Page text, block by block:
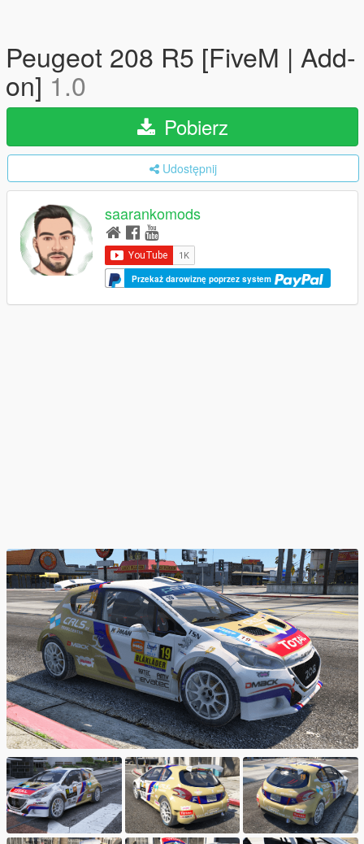
Peugeot 208 R5 [FiveM | Add-
on] 1.0
Pobierz
Udostępnij
saarankomods
Przekaż darowiznę poprzez system